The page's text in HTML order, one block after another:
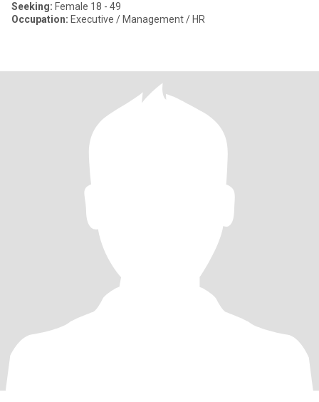
Seeking: Female 18 - 49
Occupation: Executive / Management / HR